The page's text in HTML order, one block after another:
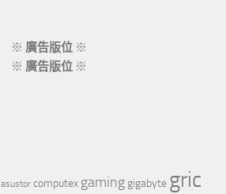
※ 廣告版位 ※
※ 廣告版位 ※
asustor computex gaming gigabyte gric